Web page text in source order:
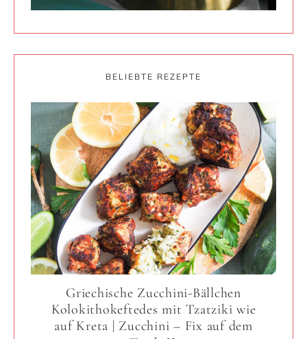
BELIEBTE REZEPTE
Griechische Zucchini-Bällchen
Kolokithokeftedes mit Tzatziki wie
auf Kreta | Zucchini – Fix auf dem